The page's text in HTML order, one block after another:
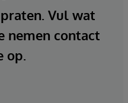
Vul wat
nemen contact
op.